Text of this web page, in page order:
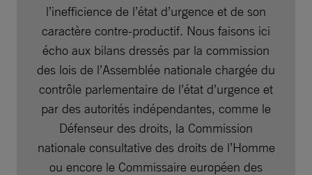
l’inefficience de l’état d’urgence et de son
caractère contre-productif. Nous faisons ici
écho aux bilans dressés par la commission
des lois de l’Assemblée nationale chargée du
contrôle parlementaire de l’état d’urgence et
par des autorités indépendantes, comme le
Défenseur des droits, la Commission
nationale consultative des droits de l’Homme
ou encore le Commissaire européen des